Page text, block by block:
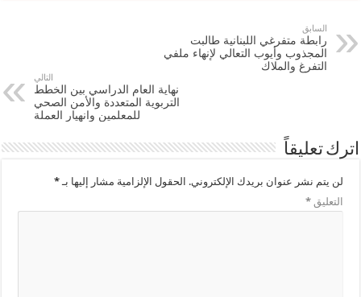
السابق
رابطة متفرغي اللبنانية طالبت
المجذوب وأيوب التعالي لإنهاء ملفي
التفرغ والملاك
التالي
نهاية العام الدراسي بين الخطط
التربوية المتعددة والأمن الصحي
للمعلمين وانهيار العملة
اترك تعليقاً
لن يتم نشر عنوان بريدك الإلكتروني. الحقول الإلزامية مشار إليها بـ*
التعليق*